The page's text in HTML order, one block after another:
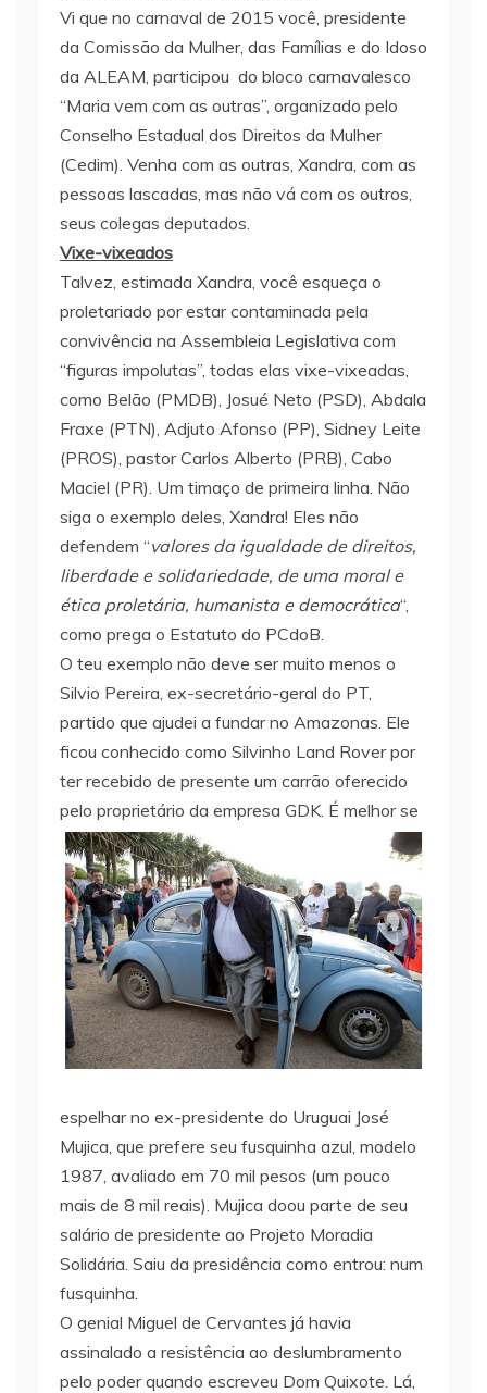
Vi que no carnaval de 2015 você, presidente
da Comissão da Mulher, das Famílias e do Idoso
da ALEAM, participou do bloco carnavalesco
“Maria vem com as outras”, organizado pelo
Conselho Estadual dos Direitos da Mulher
(Cedim). Venha com as outras, Xandra, com as
pessoas lascadas, mas não vá com os outros,
seus colegas deputados.
Vixe-vixeados
Talvez, estimada Xandra, você esqueça o
proletariado por estar contaminada pela
convivência na Assembleia Legislativa com
“figuras impolutas”, todas elas vixe-vixeadas,
como Belão (PMDB), Josué Neto (PSD), Abdala
Fraxe (PTN), Adjuto Afonso (PP), Sidney Leite
(PROS), pastor Carlos Alberto (PRB), Cabo
Maciel (PR). Um timaço de primeira linha. Não
siga o exemplo deles, Xandra! Eles não
defendem “valores da igualdade de direitos,
liberdade e solidariedade, de uma moral e
ética proletária, humanista e democrática“,
como prega o Estatuto do PCdoB.
O teu exemplo não deve ser muito menos o
Silvio Pereira, ex-secretário-geral do PT,
partido que ajudei a fundar no Amazonas. Ele
ficou conhecido como Silvinho Land Rover por
ter recebido de presente um carrão oferecido
pelo proprietário da empresa GDK. É melhor se
espelhar no ex-presidente do Uruguai José
Mujica, que prefere seu fusquinha azul, modelo
1987, avaliado em 70 mil pesos (um pouco
mais de 8 mil reais). Mujica doou parte de seu
salário de presidente ao Projeto Moradia
Solidária. Saiu da presidência como entrou: num
fusquinha.
O genial Miguel de Cervantes já havia
assinalado a resistência ao deslumbramento
pelo poder quando escreveu Dom Quixote. Lá,